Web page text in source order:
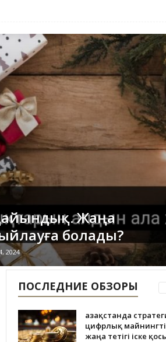
Жаңа
болады?
2024
ПОСЛЕДНИЕ ОБЗОРЫ
Қазақстанда
цифрлық
жаңа тетігі іске